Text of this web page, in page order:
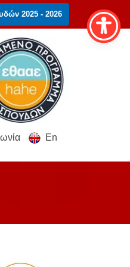
2025 - 2026
En